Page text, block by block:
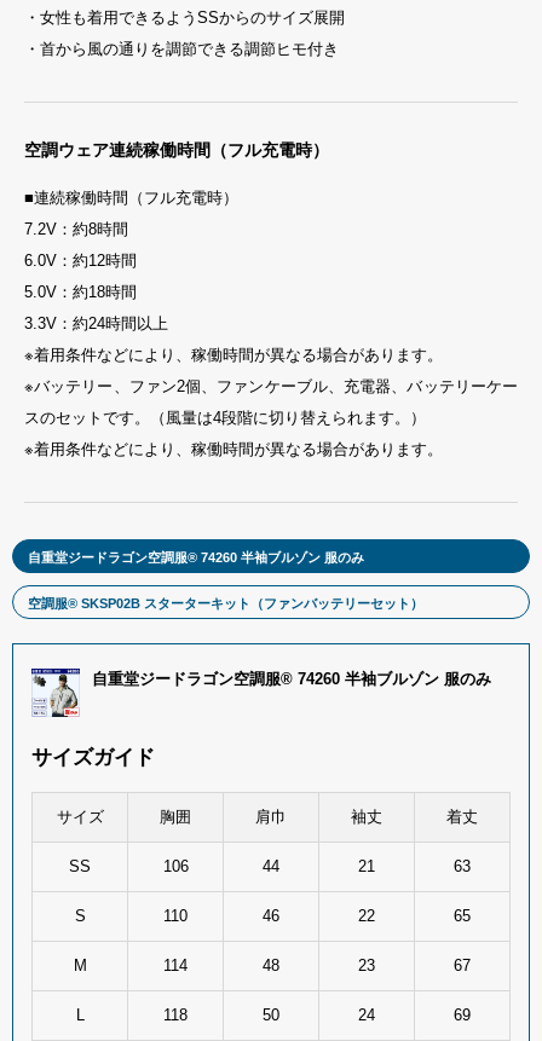
・女性も着用できるようSSからのサイズ展開
・首から風の通りを調節できる調節ヒモ付き
空調ウェア連続稼働時間（フル充電時）
■連続稼働時間（フル充電時）
7.2V：約8時間
6.0V：約12時間
5.0V：約18時間
3.3V：約24時間以上
※着用条件などにより、稼働時間が異なる場合があります。
※バッテリー、ファン2個、ファンケーブル、充電器、バッテリーケー
スのセットです。（風量は4段階に切り替えられます。）
※着用条件などにより、稼働時間が異なる場合があります。
自重堂ジードラゴン空調服® 74260 半袖ブルゾン 服のみ
空調服® SKSP02B スターターキット（ファンバッテリーセット）
自重堂ジードラゴン空調服® 74260 半袖ブルゾン 服のみ
サイズガイド
サイズ 胸囲 肩巾 袖丈 着丈
SS 106 44 21 63
S 110 46 22 65
M 114 48 23 67
118 50 24 69